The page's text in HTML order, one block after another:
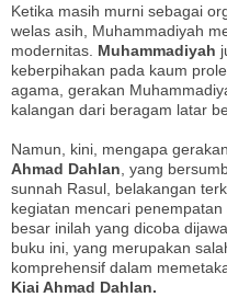
Ketika masih murni sebagai
welas asih, Muhammadiyah
modernitas. Muhammadiyah
keberpihakan pada kaum
agama, gerakan
kalangan dari beragam latar
Namun, kini, mengapa
Ahmad Dahlan , yang
sunnah Rasul, belakangan
kegiatan mencari
besar inilah yang dicoba
buku ini, yang merupakan
komprehensif dalam
Kiai Ahmad Dahlan.